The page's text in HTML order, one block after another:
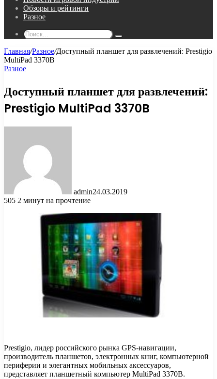
Обзоры и рейтинги
Разное
Поиск...
Главная/Разное/Доступный планшет для развлечений: Prestigio
MultiPad 3370B
Разное
Доступный планшет для развлечений:
Prestigio MultiPad 3370B
admin24.03.2019
505 2 минут на прочтение
Prestigio, лидер российского рынка GPS-навигации,
производитель планшетов, электронных книг, компьютерной
периферии и элегантных мобильных аксессуаров,
представляет планшетный компьютер MultiPad 3370B.